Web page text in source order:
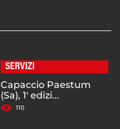
SERVIZI
Capaccio Paestum
(Sa), 1' edizi...
110